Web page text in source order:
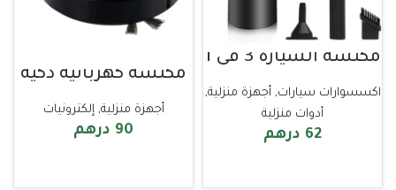
مكنسة السيارة 3 في 1
اكسسوارات سيارات, أجهزة منزلية,
أدوات منزلية
62 درهم
مكنسة كهربائية ذكية
أجهزة منزلية,إلكترونيات
90 درهم